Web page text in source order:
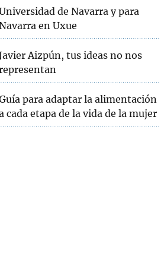
de Navarra y para
en Uxue
Aizpún, tus ideas no nos
para adaptar la alimentación
cada etapa de la vida de la mujer